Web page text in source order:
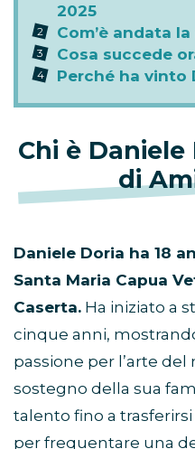
2025
Com’è andata
Cosa succede
Perché ha vinto
Chi è
di
Daniele Doria ha 18
Santa Maria Capua
Caserta. Ha iniziato a
cinque anni,
passione per l’arte del
sostegno della sua
talento fino a
per frequentare una